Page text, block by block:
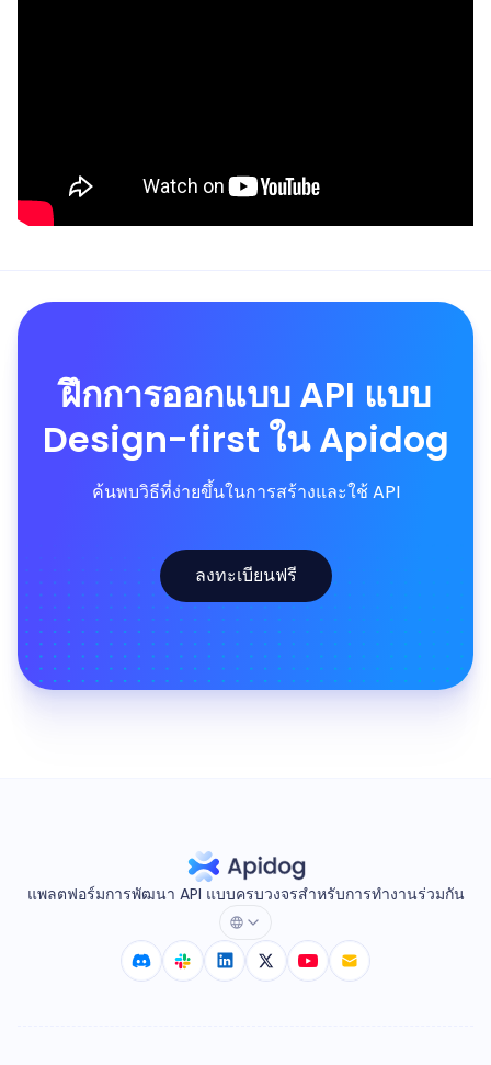
ฝึกการออกแบบ API แบบ
Design-first ใน Apidog
ค้นพบวิธีที่ง่ายขึ้นในการสร้างและใช้ API
ลงทะเบียนฟรี
แพลตฟอร์มการพัฒนา API แบบครบวงจรสำหรับการทำงานร่วมกัน